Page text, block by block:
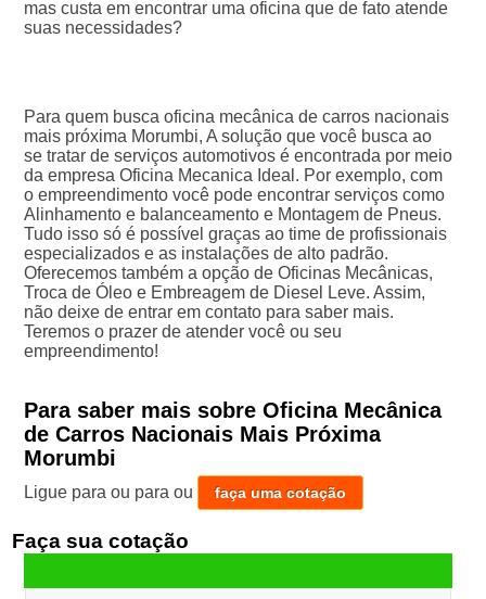
mas custa em encontrar uma oficina que de fato atende
suas necessidades?
Para quem busca oficina mecânica de carros nacionais
mais próxima Morumbi, A solução que você busca ao
se tratar de serviços automotivos é encontrada por meio
da empresa Oficina Mecanica Ideal. Por exemplo, com
o empreendimento você pode encontrar serviços como
Alinhamento e balanceamento e Montagem de Pneus.
Tudo isso só é possível graças ao time de profissionais
especializados e as instalações de alto padrão.
Oferecemos também a opção de Oficinas Mecânicas,
Troca de Óleo e Embreagem de Diesel Leve. Assim,
não deixe de entrar em contato para saber mais.
Teremos o prazer de atender você ou seu
empreendimento!
Para saber mais sobre Oficina Mecânica
de Carros Nacionais Mais Próxima
Morumbi
Ligue para ou para ou faça uma cotação
Faça sua cotação